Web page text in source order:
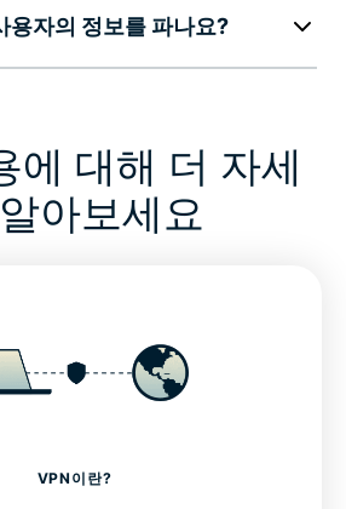
자의 정보를 파나요?
에 대해 더 자세
아보세요
VPN이란?